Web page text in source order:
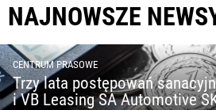
NAJNOWSZE
CENTRUM PRASOWE
Trzy lata postępowań
i VB Leasing SA Automotive